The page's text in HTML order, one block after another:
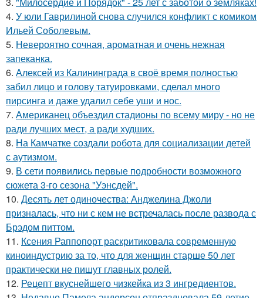
4. У юли Гаврилиной снова случился конфликт с комиком
Ильей Соболевым.
5. Невероятно сочная, ароматная и очень нежная
запеканка.
6. Алексей из Калининграда в своё время полностью
забил лицо и голову татуировками, сделал много
пирсинга и даже удалил себе уши и нос.
7. Американец объездил стадионы по всему миру - но не
ради лучших мест, а ради худших.
8. На Камчатке создали робота для социализации детей
с аутизмом.
9. В сети появились первые подробности возможного
сюжета 3-го сезона "Уэнсдей".
10. Десять лет одиночества: Анджелина Джоли
призналась, что ни с кем не встречалась после развода с
Брэдом питтом.
11. Ксения Раппопорт раскритиковала современную
киноиндустрию за то, что для женщин старше 50 лет
практически не пишут главных ролей.
12. Рецепт вкуснейшего чизкейка из 3 ингредиентов.